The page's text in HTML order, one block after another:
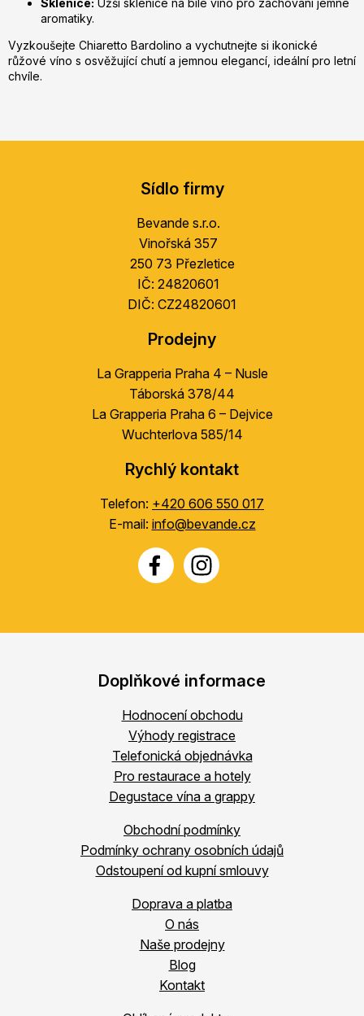
Sklenice: Užší sklenice na bílé víno pro zachování jemné
aromatiky.
Vyzkoušejte Chiaretto Bardolino a vychutnejte si ikonické
růžové víno s osvěžující chutí a jemnou elegancí, ideální pro letní
chvíle.
Sídlo firmy
Bevande s.r.o.
Vinořská 357
250 73 Přezletice
IČ: 24820601
DIČ: CZ24820601
Prodejny
La Grapperia Praha 4 – Nusle
Táborská 378/44
La Grapperia Praha 6 – Dejvice
Wuchterlova 585/14
Rychlý kontakt
Telefon: +420 606 550 017
E-mail: info@bevande.cz
Doplňkové informace
Hodnocení obchodu
Výhody registrace
Telefonická objednávka
Pro restaurace a hotely
Degustace vína a grappy
Obchodní podmínky
Podmínky ochrany osobních údajů
Odstoupení od kupní smlouvy
Doprava a platba
O nás
Naše prodejny
Blog
Kontakt